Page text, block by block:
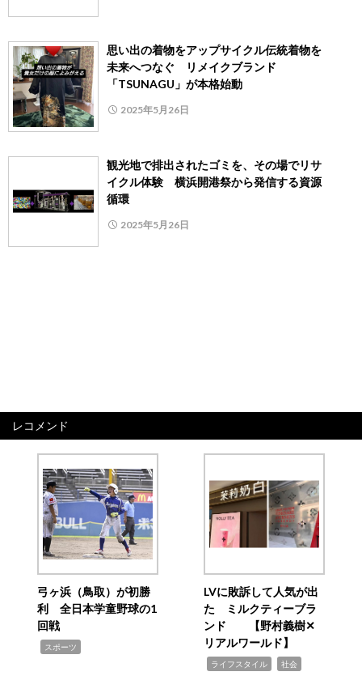
思い出の着物をアップサイクル伝統着物を
未来へつなぐ リメイクブランド
「TSUNAGU」が本格始動
2025年5月26日
観光地で排出されたゴミを、その場でリサ
イクル体験 横浜開港祭から発信する資源
循環
2025年5月26日
レコメンド
弓ヶ浜（鳥取）が初勝
利 全日本学童野球の1
回戦
スポーツ
LVに敗訴して人気が出
た ミルクティーブラ
ンド 【野村義樹✕
リアルワールド】
ライフスタイル 社会